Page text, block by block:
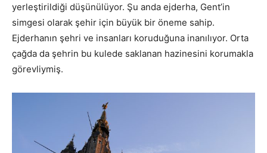
yerleştirildiği düşünülüyor. Şu anda ejderha, Gent’in
simgesi olarak şehir için büyük bir öneme sahip.
Ejderhanın şehri ve insanları koruduğuna inanılıyor. Orta
çağda da şehrin bu kulede saklanan hazinesini korumakla
görevliymiş.